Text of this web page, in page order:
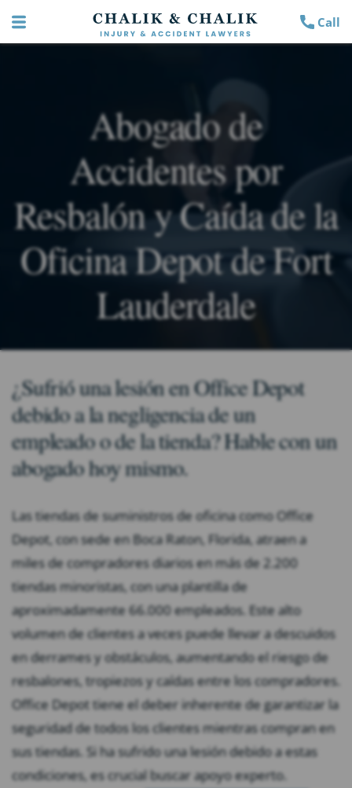
Call
Abogado de
Accidentes por
Resbalón y Caída de la
Oficina Depot de Fort
Lauderdale
¿Sufrió una lesión en Office Depot
debido a la negligencia de un
empleado o de la tienda? Hable con un
abogado hoy mismo.
Las tiendas de suministros de oficina como Office
Depot, con sede en Boca Raton, Florida, atraen a
miles de compradores diarios en más de 2.200
tiendas minoristas, con una plantilla de
aproximadamente 66.000 empleados. Este alto
volumen de clientes a veces puede llevar a descuidos
en derrames y obstáculos, aumentando el riesgo de
resbalones, tropiezos y caídas entre los compradores.
Office Depot tiene el deber inherente de garantizar la
seguridad de todos los clientes mientras compran en
sus tiendas. Si ha sufrido una lesión debido a estas
condiciones, es crucial buscar apoyo experto.